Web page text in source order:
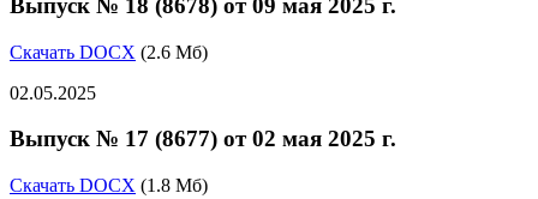
Выпуск № 18 (8678) от 09 мая 2025 г.
Скачать DOCX (2.6 Мб)
02.05.2025
Выпуск № 17 (8677) от 02 мая 2025 г.
Скачать DOCX (1.8 Мб)